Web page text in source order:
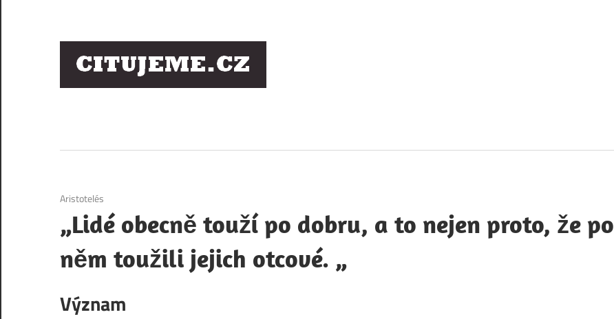
osobností
6. 12. 2020
Aristotelés
„Lidé obecně touží po dobru, a to nejen proto, že po
něm toužili jejich otcové. „
Význam